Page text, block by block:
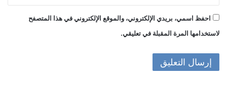
احفظ اسمي، بريدي الإلكتروني، والموقع الإلكتروني في هذا المتصفح
لاستخدامها المرة المقبلة في تعليقي.